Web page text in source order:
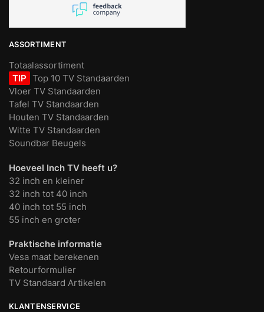
ASSORTIMENT
Totaalassortiment
TIP Top 10 TV Standaarden
Vloer TV Standaarden
Tafel TV Standaarden
Houten TV Standaarden
Witte TV Standaarden
Soundbar Beugels
Hoeveel Inch TV heeft u?
32 inch en kleiner
32 inch tot 40 inch
40 inch tot 55 inch
55 inch en groter
Praktische informatie
Vesa maat berekenen
Retourformulier
TV Standaard Artikelen
KLANTENSERVICE